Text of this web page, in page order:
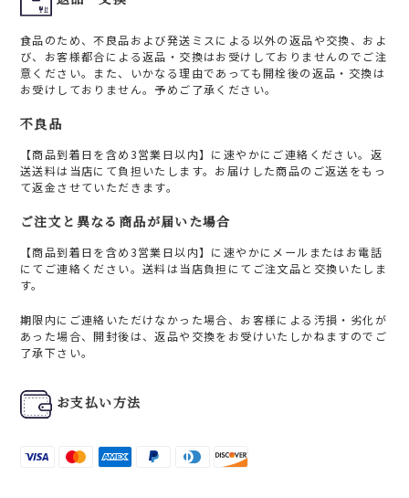
食品のため、不良品および発送ミスによる以外の返品や交換、およ
び、お客様都合による返品・交換はお受けしておりませんのでご注
意ください。また、いかなる理由であっても開栓後の返品・交換は
お受けしておりません。予めご了承ください。
不良品
【商品到着日を含め3営業日以内】に速やかにご連絡ください。返
送送料は当店にて負担いたします。お届けした商品のご返送をもっ
て返金させていただきます。
ご注文と異なる商品が届いた場合
【商品到着日を含め3営業日以内】に速やかにメールまたはお電話
にてご連絡ください。送料は当店負担にてご注文品と交換いたしま
す。
期限内にご連絡いただけなかった場合、お客様による汚損・劣化が
あった場合、開封後は、返品や交換をお受けいたしかねますのでご
了承下さい。
お支払い方法